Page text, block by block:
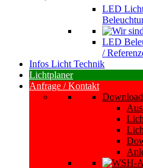
LED
LED
/
Infos Licht Technik
Lichtplaner
Anfrage / Kontakt
Download